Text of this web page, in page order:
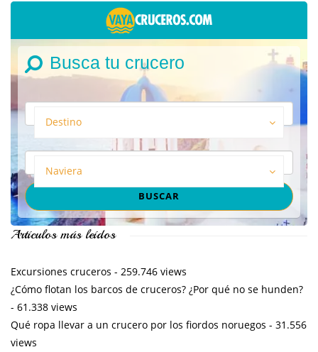
Busca tu crucero
Destino
Naviera
Artículos más leídos
Excursiones cruceros - 259.746 views
¿Cómo flotan los barcos de cruceros? ¿Por qué no se hunden?
- 61.338 views
Qué ropa llevar a un crucero por los fiordos noruegos - 31.556
views